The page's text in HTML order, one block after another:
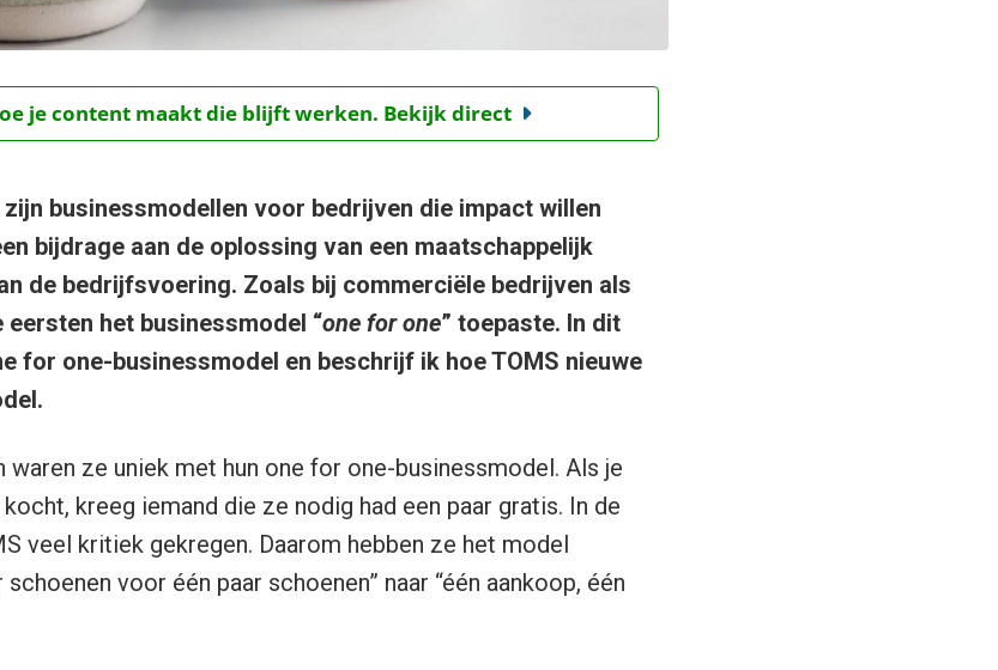
je content maakt die blijft werken. Bekijk direct
businessmodellen voor bedrijven die impact willen
bijdrage aan de oplossing van een maatschappelijk
de bedrijfsvoering. Zoals bij commerciële bedrijven als
eersten het businessmodel “one for one” toepaste. In dit
for one-businessmodel en beschrijf ik hoe TOMS nieuwe
waren ze uniek met hun one for one-businessmodel. Als je
kreeg iemand die ze nodig had een paar gratis. In de
veel kritiek gekregen. Daarom hebben ze het model
voor één paar schoenen” naar “één aankoop, één